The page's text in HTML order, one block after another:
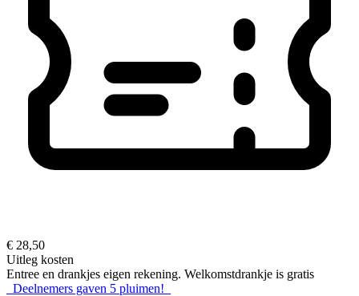
€ 28,50
Uitleg kosten
Entree en drankjes eigen rekening. Welkomstdrankje is gratis
Deelnemers gaven 5 pluimen!